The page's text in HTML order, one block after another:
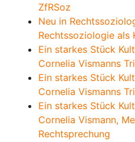
ZfRSoz
Neu in
Rechtssoziologie als
Ein starkes Stück
Cornelia Vismanns
Ein starkes Stück
Cornelia Vismanns
Ein starkes Stück
Cornelia Vismann,
Rechtsprechung